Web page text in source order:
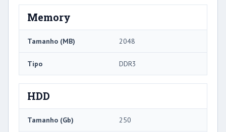
Memory
Tamanho (MB) 2048
Tipo DDR3
HDD
Tamanho (Gb) 250